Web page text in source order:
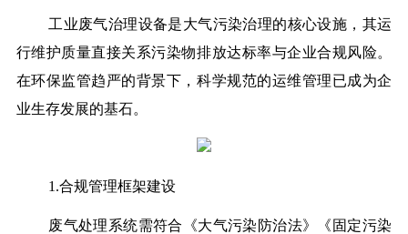
工业废气治理设备是大气污染治理的核心设施，其运
行维护质量直接关系污染物排放达标率与企业合规风险。
在环保监管趋严的背景下，科学规范的运维管理已成为企
业生存发展的基石。
1.合规管理框架建设
废气处理系统需符合《大气污染防治法》《固定污染